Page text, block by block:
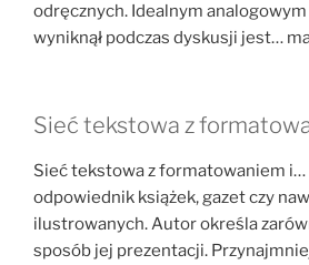
odręcznych. Idealnym
wyniknął podczas dyskusji jest…
Sieć tekstowa z
Sieć tekstowa z formatowaniem
odpowiednik książek, gazet czy
ilustrowanych. Autor określa
sposób jej prezentacji.